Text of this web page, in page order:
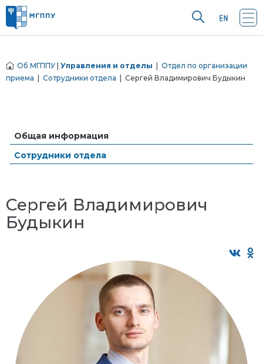
Об МГППУ Управления и отделы
Отдел по организации
приема
Сотрудники отдела | Сергей Владимирович Будыкин
Общая информация
Сотрудники отдела
Сергей Владимирович
Будыкин